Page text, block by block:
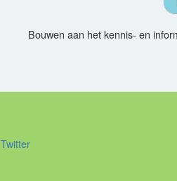
Bouwen aan het kennis- en
Twitter